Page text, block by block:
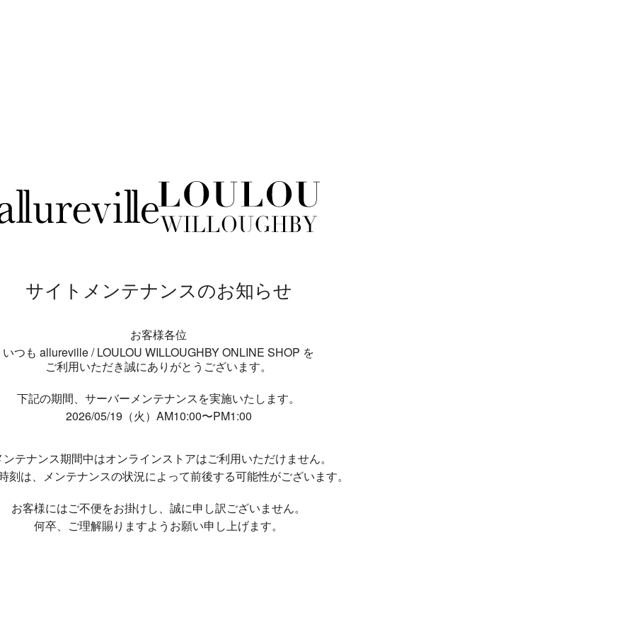
サイトメンテナンスのお知らせ
お客様各位
いつも allureville / LOULOU WILLOUGHBY ONLINE SHOP を
ご利用いただき誠にありがとうございます。
下記の期間、サーバーメンテナンスを実施いたします。
2026/05/19（火）AM10:00〜PM1:00
ンテナンス期間中はオンラインストアはご利用いただけません。
刻は、メンテナンスの状況によって前後する可能性がございます。
お客様にはご不便をお掛けし、 誠に申し訳ございません。
何卒、ご理解賜りますようお願い申し上げます。